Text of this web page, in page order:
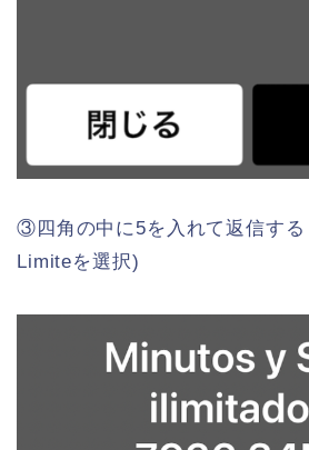
③四角の中に5を入れて返信す
Limiteを選択)